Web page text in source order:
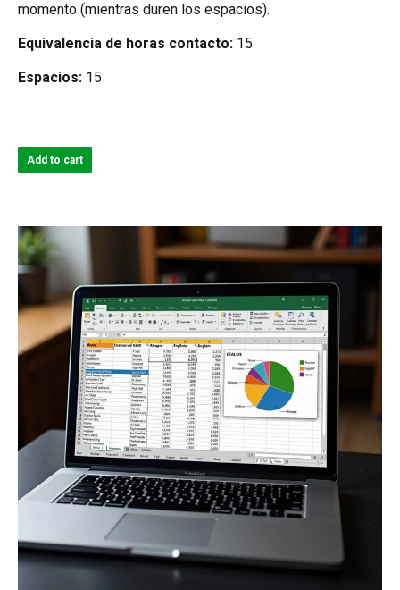
momento (mientras duren los espacios).
Equivalencia de horas contacto: 15
Espacios: 15
Add to cart